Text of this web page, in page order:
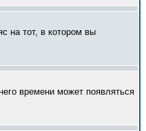
на тот, в котором вы
времени может появляться